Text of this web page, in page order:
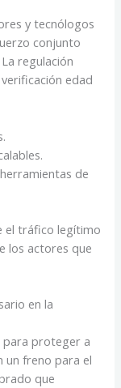
y tecnólogos
conjunto
regulación
edad
de
el tráfico legítimo
los actores que
en la
para proteger a
un freno para el
que